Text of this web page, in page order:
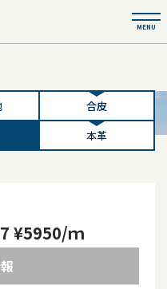
合皮
本革
¥5950/ｍ